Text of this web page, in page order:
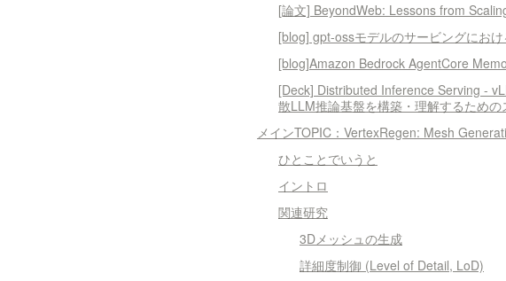
[論文] BeyondWeb: Lessons from
[blog] gpt-ossモデルのサービングにお
[blog]Amazon Bedrock AgentCore
[Deck] Distributed Inference Serving -
散LLM推論基盤を構築・理解するための
メインTOPIC：VertexRegen: Mesh
ひとことでいうと
イントロ
関連研究
3Dメッシュの生成
詳細度制御 (Level of Detail, LoD)